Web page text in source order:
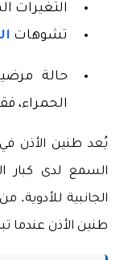
التغيرات
تشوهات
حالة
الحمراء،
يُعد طنين الأذن
السمع لدى كبار
طنين الأذن عندما